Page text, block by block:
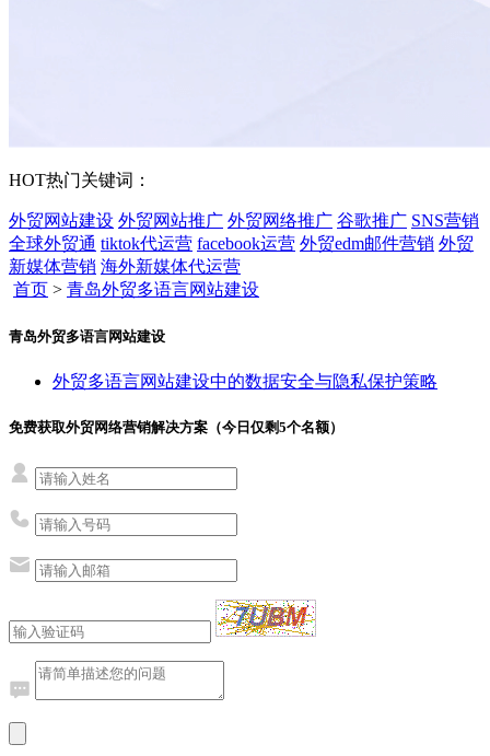
HOT热门关键词：
外贸网站建设 外贸网站推广 外贸网络推广 谷歌推广 SNS营销
全球外贸通 tiktok代运营 facebook运营 外贸edm邮件营销 外贸
新媒体营销 海外新媒体代运营
首页 > 青岛外贸多语言网站建设
青岛外贸多语言网站建设
外贸多语言网站建设中的数据安全与隐私保护策略
免费获取外贸网络营销解决方案（今日仅剩5个名额）